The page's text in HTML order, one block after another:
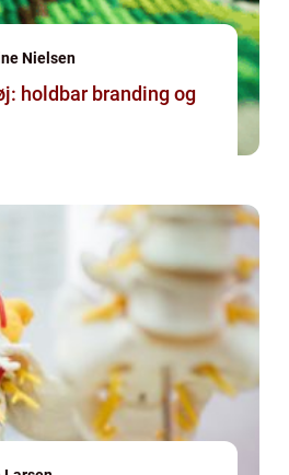
Nielsen
holdbar branding og